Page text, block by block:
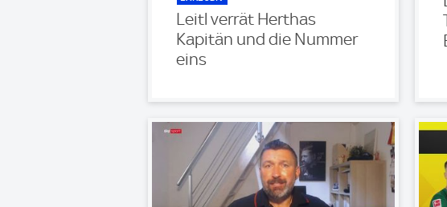
Leitl verrät Herthas
Kapitän und die Nummer
eins